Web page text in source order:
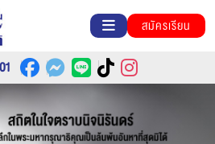
สมัครเรียน